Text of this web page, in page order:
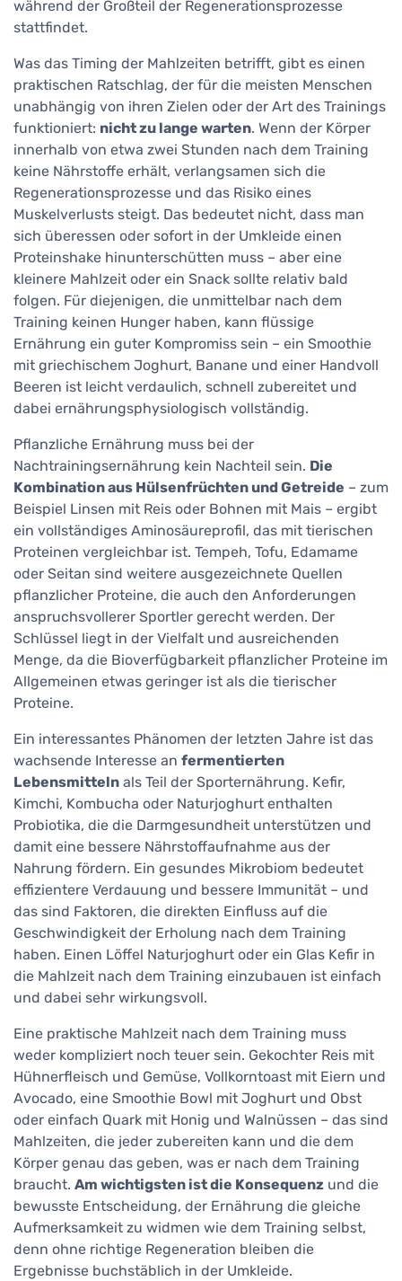
während der Großteil der Regenerationsprozesse
stattfindet.
Was das Timing der Mahlzeiten betrifft, gibt es einen
praktischen Ratschlag, der für die meisten Menschen
unabhängig von ihren Zielen oder der Art des Trainings
funktioniert: nicht zu lange warten. Wenn der Körper
innerhalb von etwa zwei Stunden nach dem Training
keine Nährstoffe erhält, verlangsamen sich die
Regenerationsprozesse und das Risiko eines
Muskelverlusts steigt. Das bedeutet nicht, dass man
sich überessen oder sofort in der Umkleide einen
Proteinshake hinunterschütten muss – aber eine
kleinere Mahlzeit oder ein Snack sollte relativ bald
folgen. Für diejenigen, die unmittelbar nach dem
Training keinen Hunger haben, kann flüssige
Ernährung ein guter Kompromiss sein – ein Smoothie
mit griechischem Joghurt, Banane und einer Handvoll
Beeren ist leicht verdaulich, schnell zubereitet und
dabei ernährungsphysiologisch vollständig.
Pflanzliche Ernährung muss bei der
Nachtrainingsernährung kein Nachteil sein. Die
Kombination aus Hülsenfrüchten und Getreide – zum
Beispiel Linsen mit Reis oder Bohnen mit Mais – ergibt
ein vollständiges Aminosäureprofil, das mit tierischen
Proteinen vergleichbar ist. Tempeh, Tofu, Edamame
oder Seitan sind weitere ausgezeichnete Quellen
pflanzlicher Proteine, die auch den Anforderungen
anspruchsvollerer Sportler gerecht werden. Der
Schlüssel liegt in der Vielfalt und ausreichenden
Menge, da die Bioverfügbarkeit pflanzlicher Proteine im
Allgemeinen etwas geringer ist als die tierischer
Proteine.
Ein interessantes Phänomen der letzten Jahre ist das
wachsende Interesse an fermentierten
Lebensmitteln als Teil der Sporternährung. Kefir,
Kimchi, Kombucha oder Naturjoghurt enthalten
Probiotika, die die Darmgesundheit unterstützen und
damit eine bessere Nährstoffaufnahme aus der
Nahrung fördern. Ein gesundes Mikrobiom bedeutet
effizientere Verdauung und bessere Immunität – und
das sind Faktoren, die direkten Einfluss auf die
Geschwindigkeit der Erholung nach dem Training
haben. Einen Löffel Naturjoghurt oder ein Glas Kefir in
die Mahlzeit nach dem Training einzubauen ist einfach
und dabei sehr wirkungsvoll.
Eine praktische Mahlzeit nach dem Training muss
weder kompliziert noch teuer sein. Gekochter Reis mit
Hühnerfleisch und Gemüse, Vollkorntoast mit Eiern und
Avocado, eine Smoothie Bowl mit Joghurt und Obst
oder einfach Quark mit Honig und Walnüssen – das sind
Mahlzeiten, die jeder zubereiten kann und die dem
Körper genau das geben, was er nach dem Training
braucht. Am wichtigsten ist die Konsequenz und die
bewusste Entscheidung, der Ernährung die gleiche
Aufmerksamkeit zu widmen wie dem Training selbst,
denn ohne richtige Regeneration bleiben die
Ergebnisse buchstäblich in der Umkleide.